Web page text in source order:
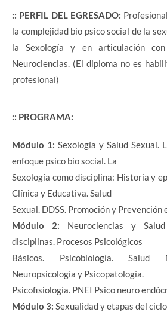
:: PERFIL DEL EGRESADO:
la complejidad bio psico social de la
la Sexología y en articulación
Neurociencias. (El diploma no es
profesional)
:: PROGRAMA:
Módulo 1: Sexología y Salud Sexual.
enfoque psico bio social. La
Sexología como disciplina: Historia y
Clínica y Educativa. Salud
Sexual. DDSS. Promoción y Prevención
Módulo 2: Neurociencias y
disciplinas. Procesos Psicológicos
Básicos. Psicobiología. Salud
Neuropsicología y Psicopatología.
Psicofisiología. PNEI Psico neuro
Módulo 3: Sexualidad y etapas del